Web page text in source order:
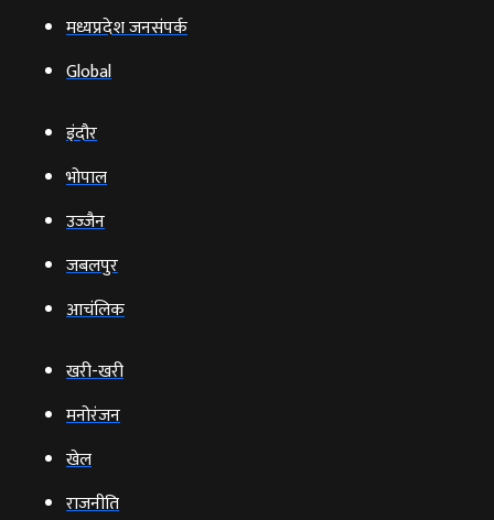
मध्यप्रदेश जनसंपर्क
Global
इंदौर
भोपाल
उज्‍जैन
जबलपुर
आचंलिक
खरी-खरी
मनोरंजन
खेल
राजनीति